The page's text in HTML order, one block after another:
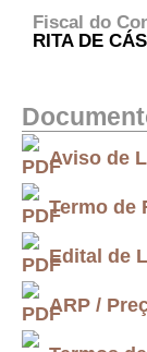
Fiscal do
RITA DE
Aviso de
Termo de
Edital de
ARP /